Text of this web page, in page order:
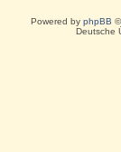
Powered by phpBB
Deutsche